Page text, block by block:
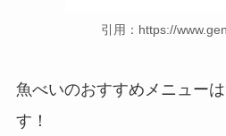
引用：https://
魚べいのおすすめメニュー
す！